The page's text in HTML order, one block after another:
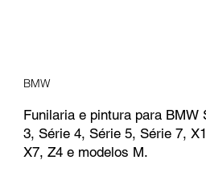
BMW
Funilaria e pintura para BMW
3, Série 4, Série 5, Série 7,
X7, Z4 e modelos M.